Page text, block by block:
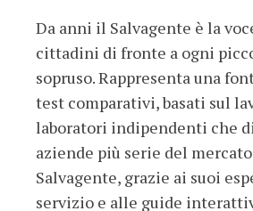
Da anni il Salvagente è la
cittadini di fronte a ogni
sopruso. Rappresenta una
test comparativi, basati sul
laboratori indipendenti che
aziende più serie del
Salvagente, grazie ai suoi
servizio e alle guide